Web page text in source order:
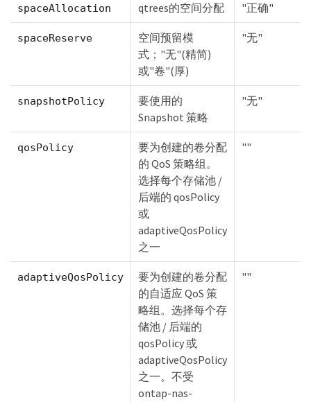
spaceAllocation qtrees的空间分配 "正确"
spaceReserve
空间预留模
式；"无"(精简)
或"卷"(厚)
"无"
snapshotPolicy
要使用的
Snapshot 策略
"无"
qosPolicy
要为创建的卷分配
的 QoS 策略组。
选择每个存储池 /
后端的 qosPolicy
或
adaptiveQosPolicy
之一
""
adaptiveQosPolicy
要为创建的卷分配
的自适应 QoS 策
略组。选择每个存
储池 / 后端的
qosPolicy 或
adaptiveQosPolicy
之一。不受
ontap-nas-
""